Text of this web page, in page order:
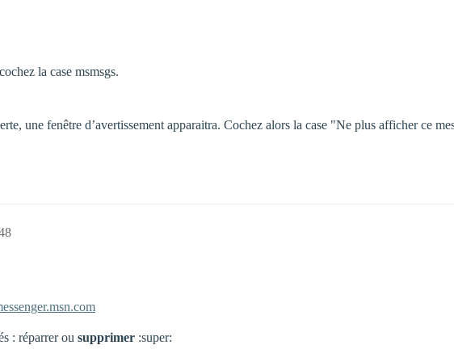
la case msmsgs.
une fenêtre d’avertissement apparaitra. Cochez alors la case "Ne plus afficher ce
: réparrer ou supprimer :super: